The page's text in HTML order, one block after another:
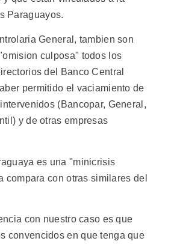
Paraguayos.
General, tambien son
culposa" todos los
del Banco Central
permitido el vaciamiento de
(Bancopar, General,
y de otras empresas
es una "minicrisis
compara con otras similares del
con nuestro caso es que
convencidos en que tenga que